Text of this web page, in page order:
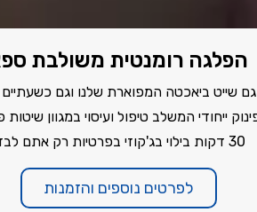
הפלגה רומנטית משולבת
גם שייט ביאכטה המפוארת שלנו וגם
ייחודי המשלב טיפול ועיסוי במגוון שיטות
30 דקות בילוי בג'קוזי בפרטיות רק אתם לבד.
לפרטים נוספים והזמנות